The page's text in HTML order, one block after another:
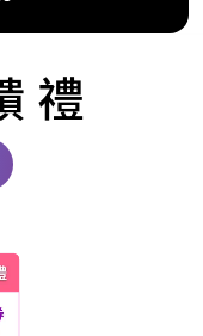
禮